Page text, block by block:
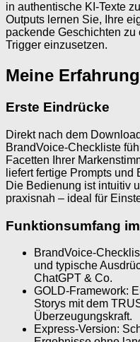
in authentische KI-Texte
Outputs lernen Sie, Ihre
packende Geschichten
Trigger einzusetzen.
Meine
Erste Eindrücke
Direkt nach dem
BrandVoice-Checkliste
Facetten Ihrer
liefert fertige Prompts
Die Bedienung ist intuitiv
praxisnah – ideal für
Funktionsumfang
BrandVoice-
und typische
ChatGPT & Co.
GOLD-Framework:
Storys mit dem
Überzeugungskraft.
Express-Version: